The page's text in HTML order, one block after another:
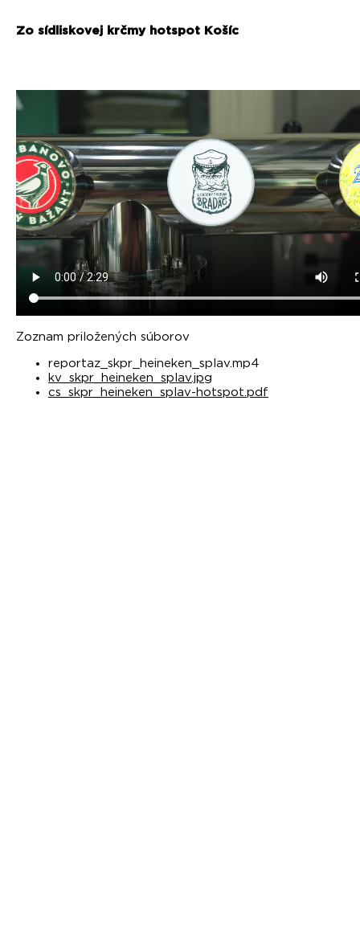
Zo sídliskovej krčmy hotspot Košíc
Zoznam priložených súborov
reportaz_skpr_heineken_splav.mp4
kv_skpr_heineken_splav.jpg
cs_skpr_heineken_splav-hotspot.pdf